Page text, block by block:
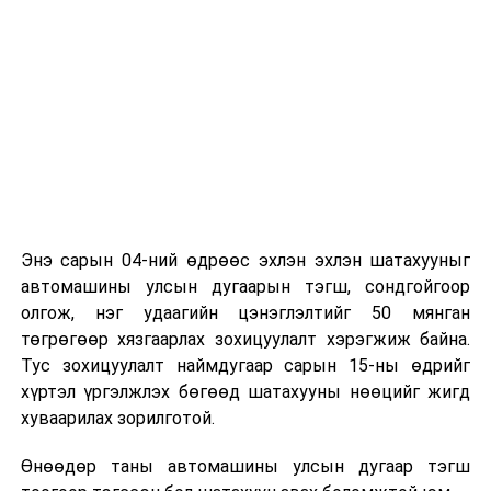
Энэ сарын 04-ний өдрөөс эхлэн эхлэн шатахууныг
автомашины улсын дугаарын тэгш, сондгойгоор
олгож, нэг удаагийн цэнэглэлтийг 50 мянган
төгрөгөөр хязгаарлах зохицуулалт хэрэгжиж байна.
Тус зохицуулалт наймдугаар сарын 15-ны өдрийг
хүртэл үргэлжлэх бөгөөд шатахууны нөөцийг жигд
хуваарилах зорилготой.
Өнөөдөр таны автомашины улсын дугаар тэгш